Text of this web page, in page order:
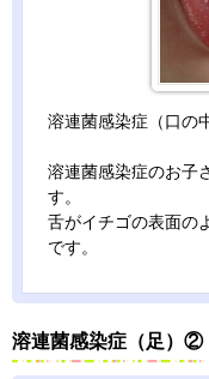
溶連菌感染症（口の
溶連菌感染症のお子
す。
舌がイチゴの表面の
です。
溶連菌感染症（足）②